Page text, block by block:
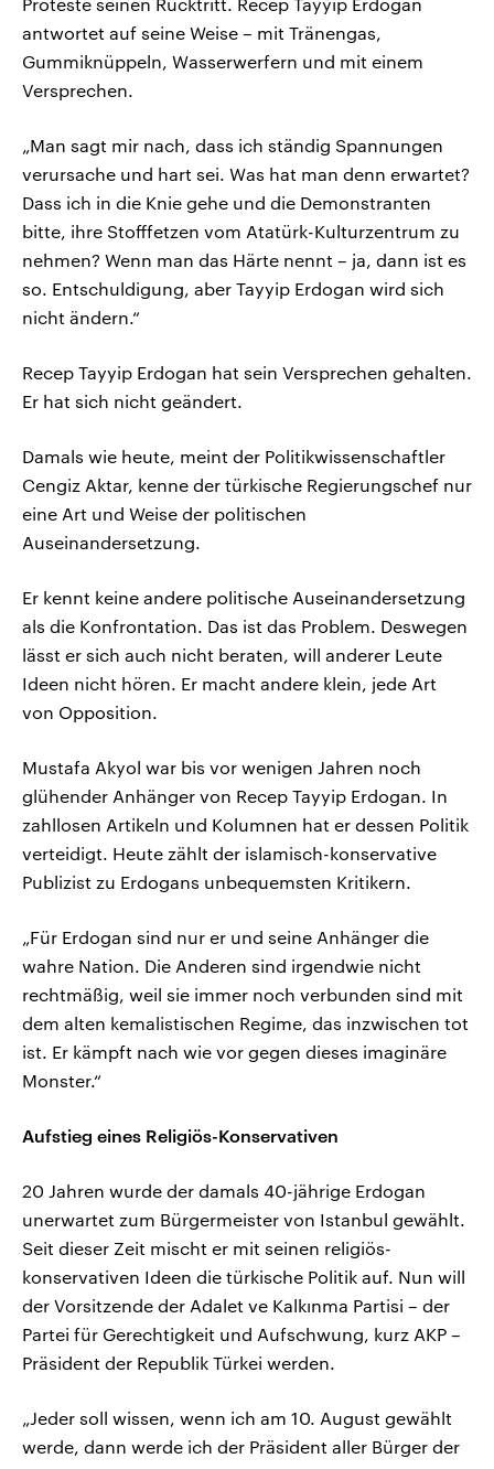
Proteste seinen Rücktritt. Recep Tayyip Erdogan
antwortet auf seine Weise – mit Tränengas,
Gummiknüppeln, Wasserwerfern und mit einem
Versprechen.
„Man sagt mir nach, dass ich ständig Spannungen
verursache und hart sei. Was hat man denn erwartet?
Dass ich in die Knie gehe und die Demonstranten
bitte, ihre Stofffetzen vom Atatürk-Kulturzentrum zu
nehmen? Wenn man das Härte nennt – ja, dann ist es
so. Entschuldigung, aber Tayyip Erdogan wird sich
nicht ändern.“
Recep Tayyip Erdogan hat sein Versprechen gehalten.
Er hat sich nicht geändert.
Damals wie heute, meint der Politikwissenschaftler
Cengiz Aktar, kenne der türkische Regierungschef nur
eine Art und Weise der politischen
Auseinandersetzung.
Er kennt keine andere politische Auseinandersetzung
als die Konfrontation. Das ist das Problem. Deswegen
lässt er sich auch nicht beraten, will anderer Leute
Ideen nicht hören. Er macht andere klein, jede Art
von Opposition.
Mustafa Akyol war bis vor wenigen Jahren noch
glühender Anhänger von Recep Tayyip Erdogan. In
zahllosen Artikeln und Kolumnen hat er dessen Politik
verteidigt. Heute zählt der islamisch-konservative
Publizist zu Erdogans unbequemsten Kritikern.
„Für Erdogan sind nur er und seine Anhänger die
wahre Nation. Die Anderen sind irgendwie nicht
rechtmäßig, weil sie immer noch verbunden sind mit
dem alten kemalistischen Regime, das inzwischen tot
ist. Er kämpft nach wie vor gegen dieses imaginäre
Monster.“
Aufstieg eines Religiös-Konservativen
20 Jahren wurde der damals 40-jährige Erdogan
unerwartet zum Bürgermeister von Istanbul gewählt.
Seit dieser Zeit mischt er mit seinen religiös-
konservativen Ideen die türkische Politik auf. Nun will
der Vorsitzende der Adalet ve Kalkınma Partisi – der
Partei für Gerechtigkeit und Aufschwung, kurz AKP –
Präsident der Republik Türkei werden.
„Jeder soll wissen, wenn ich am 10. August gewählt
werde, dann werde ich der Präsident aller Bürger der